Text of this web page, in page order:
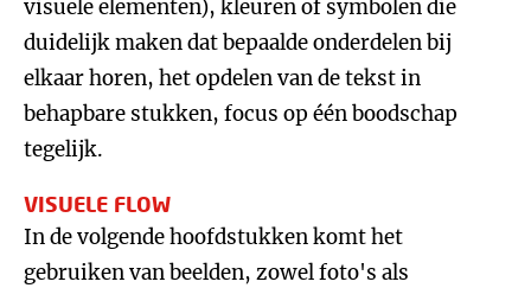
visuele elementen), kleuren of symbolen die
duidelijk maken dat bepaalde onderdelen bij
elkaar horen, het opdelen van de tekst in
behapbare stukken, focus op één boodschap
tegelijk.
VISUELE FLOW
In de volgende hoofdstukken komt het
gebruiken van beelden, zowel foto's als